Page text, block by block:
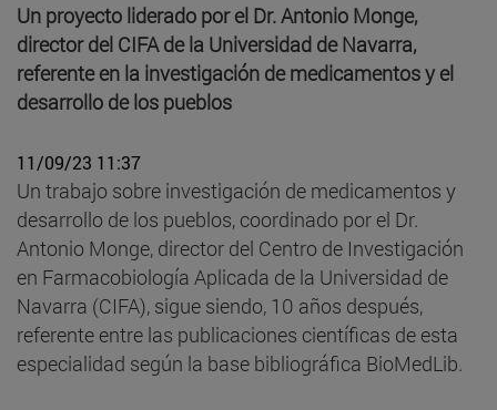
Un proyecto liderado por el Dr. Antonio Monge,
director del CIFA de la Universidad de Navarra,
referente en la investigación de medicamentos y el
desarrollo de los pueblos
11/09/23 11:37
Un trabajo sobre investigación de medicamentos y
desarrollo de los pueblos, coordinado por el Dr.
Antonio Monge, director del Centro de Investigación
en Farmacobiología Aplicada de la Universidad de
Navarra (CIFA), sigue siendo, 10 años después,
referente entre las publicaciones científicas de esta
especialidad según la base bibliográfica BioMedLib.